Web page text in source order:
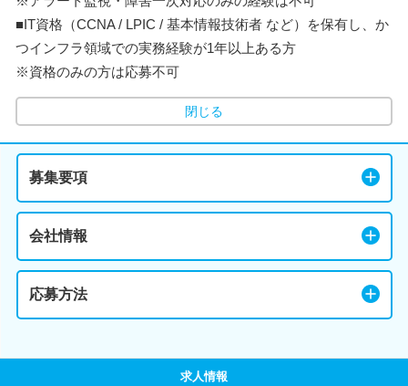
■IT資格（CCNA / LPIC / 基本情報技術者 など）を保有し、か
つインフラ領域での実務経験が1年以上ある方
※資格のみの方は応募不可
閉じる
募集要項
会社情報
応募方法
求人情報